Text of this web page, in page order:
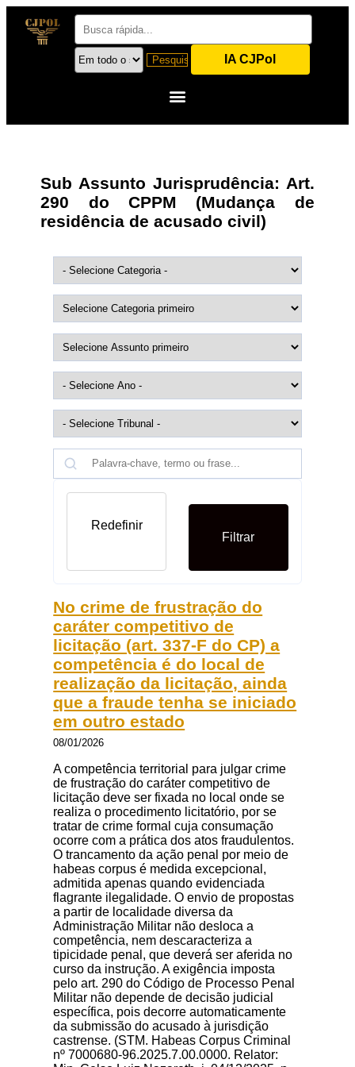
IA CJPol
Sub Assunto Jurisprudência: Art.
290 do CPPM (Mudança de
residência de acusado civil)
Filtrar
Redefinir
No crime de frustração do
caráter competitivo de
licitação (art. 337-F do CP) a
competência é do local de
realização da licitação, ainda
que a fraude tenha se iniciado
em outro estado
08/01/2026
A competência territorial para julgar crime
de frustração do caráter competitivo de
licitação deve ser fixada no local onde se
realiza o procedimento licitatório, por se
tratar de crime formal cuja consumação
ocorre com a prática dos atos fraudulentos.
O trancamento da ação penal por meio de
habeas corpus é medida excepcional,
admitida apenas quando evidenciada
flagrante ilegalidade. O envio de propostas
a partir de localidade diversa da
Administração Militar não desloca a
competência, nem descaracteriza a
tipicidade penal, que deverá ser aferida no
curso da instrução. A exigência imposta
pelo art. 290 do Código de Processo Penal
Militar não depende de decisão judicial
específica, pois decorre automaticamente
da submissão do acusado à jurisdição
castrense. (STM. Habeas Corpus Criminal
nº 7000680-96.2025.7.00.0000. Relator: